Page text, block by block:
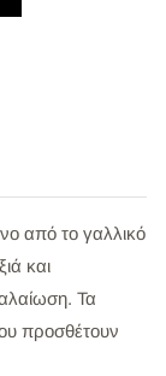
από το γαλλικό
και
Τα
προσθέτουν